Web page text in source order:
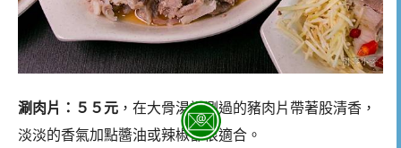
涮肉片：５５元 ，在大骨湯裡涮過的豬肉片帶著股清香，
淡淡的香氣加點醬油或辣椒都很適合。